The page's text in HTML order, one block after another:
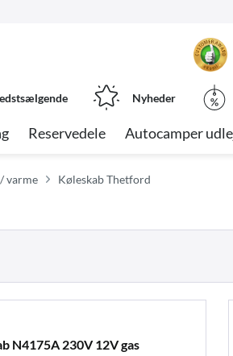
Nyheder
Reservedele Autocamper
varme Køleskab Thetford
N4175A 230V 12V gas